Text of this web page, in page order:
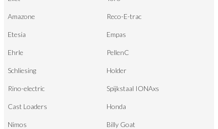
Amazone Reco-E-trac
Etesia Empas
Ehrle PellenC
Schliesing Holder
Rino-electric Spijkstaal IONAxs
Cast Loaders Honda
Nimos Billy Goat